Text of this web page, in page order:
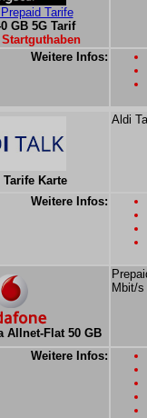
Tarife
GB 5G Tarif
Weitere Infos:
Tarife Karte
Aldi
Weitere Infos:
Allnet-Flat 50 GB
Mbit/s
Weitere Infos: